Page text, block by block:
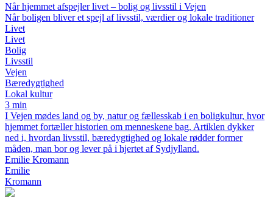
Når hjemmet afspejler livet – bolig og livsstil i Vejen
Når boligen bliver et spejl af livsstil, værdier og lokale traditioner
Livet
Livet
Bolig
Livsstil
Vejen
Bæredygtighed
Lokal kultur
3 min
I Vejen mødes land og by, natur og fællesskab i en boligkultur, hvor
hjemmet fortæller historien om menneskene bag. Artiklen dykker
ned i, hvordan livsstil, bæredygtighed og lokale rødder former
måden, man bor og lever på i hjertet af Sydjylland.
Emilie Kromann
Emilie
Kromann